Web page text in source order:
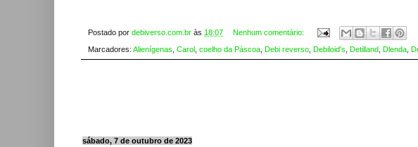
Postado por debiverso.com.br às 18:07 Nenhum comentário:
Marcadores: Alienígenas Carol coelho da Páscoa Debi reverso Debiloid's Detilland Dlenda
sábado, 7 de outubro de 2023